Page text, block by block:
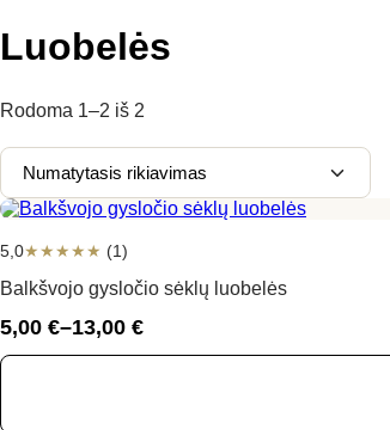
Luobelės
Rodoma 1–2 iš 2
5,0★★★★★ (1)
Balkšvojo gysločio sėklų luobelės
5,00 €–13,00 €
Price
range: